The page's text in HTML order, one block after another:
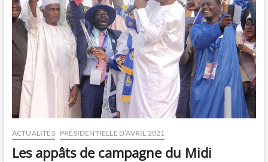
droits
humains”
ACTUALITÉS PRÉSIDENTIELLE D’AVRIL 2021
Les appâts de campagne du Midi